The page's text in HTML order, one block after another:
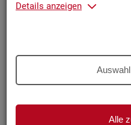
Details anzeigen
Alle
Arbeitszeit und
den wichtigsten